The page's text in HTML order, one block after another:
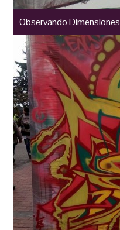
Observando Dimensiones